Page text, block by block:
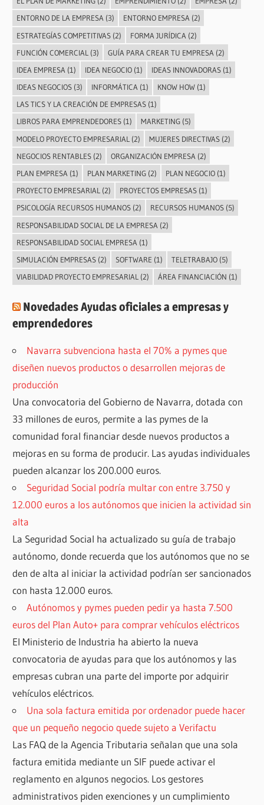
ENTORNO DE LA EMPRESA(3) ENTORNO EMPRESA(2)
ESTRATEGÍAS COMPETITIVAS(2) FORMA JURÍDICA (2)
FUNCIÓN COMERCIAL (3) GUÍA PARA CREAR TU EMPRESA (2)
IDEA EMPRESA (1) IDEA NEGOCIO(1) IDEAS INNOVADORAS(1)
IDEAS NEGOCIOS(3) INFORMÁTICA (1) KNOW HOW(1)
LAS TICS Y LA CREACIÓN DE EMPRESAS(1)
LIBROS PARA EMPRENDEDORES(1) MARKETING(5)
MODELO PROYECTO EMPRESARIAL (2) MUJERES DIRECTIVAS(2)
NEGOCIOS RENTABLES(2) ORGANIZACIÓN EMPRESA (2)
PLAN EMPRESA (1) PLAN MARKETING(2) PLAN NEGOCIO(1)
PROYECTO EMPRESARIAL(2) PROYECTOS EMPRESAS(1)
PSICOLOGÍA RECURSOS HUMANOS(2) RECURSOS HUMANOS(5)
RESPONSABILIDAD SOCIAL DE LA EMPRESA (2)
RESPONSABILIDAD SOCIAL EMPRESA (1)
SIMULACIÓN EMPRESAS(2) SOFTWARE (1) TELETRABAJO(5)
VIABILIDAD PROYECTO EMPRESARIAL (2) ÁREA FINANCIACIÓN (1)
Novedades Ayudas oficiales a empresas y
emprendedores
Navarra subvenciona hasta el 70% a pymes que
diseñen nuevos productos o desarrollen mejoras de
producción
Una convocatoria del Gobierno de Navarra, dotada con
33 millones de euros, permite a las pymes de la
comunidad foral financiar desde nuevos productos a
mejoras en su forma de producir. Las ayudas individuales
pueden alcanzar los 200.000 euros.
Seguridad Social podría multar con entre 3.750 y
12.000 euros a los autónomos que inicien la actividad sin
alta
La Seguridad Social ha actualizado su guía de trabajo
autónomo, donde recuerda que los autónomos que no se
den de alta al iniciar la actividad podrían ser sancionados
con hasta 12.000 euros.
Autónomos y pymes pueden pedir ya hasta 7.500
euros del Plan Auto+ para comprar vehículos eléctricos
El Ministerio de Industria ha abierto la nueva
convocatoria de ayudas para que los autónomos y las
empresas cubran una parte del importe por adquirir
vehículos eléctricos.
Una sola factura emitida por ordenador puede hacer
que un pequeño negocio quede sujeto a Verifactu
Las FAQ de la Agencia Tributaria señalan que una sola
factura emitida mediante un SIF puede activar el
reglamento en algunos negocios. Los gestores
administrativos piden exenciones y un cumplimiento